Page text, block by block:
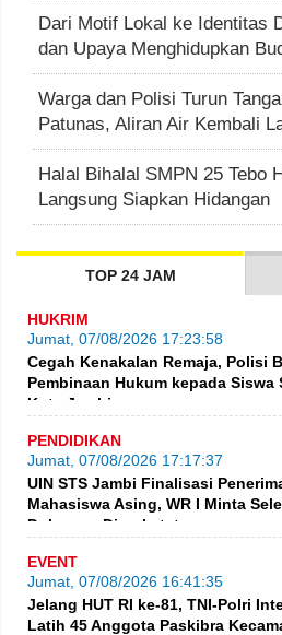
Dari Motif Lokal ke Identitas
dan Upaya Menghidupkan
Warga dan Polisi Turun
Patunas, Aliran Air Kembali
Halal Bihalal SMPN 25 Tebo
Langsung Siapkan Hidangan
TOP 24 JAM
HUKRIM
Jumat, 07/08/2026 17:23:58
Cegah Kenakalan Remaja, Polisi
Pembinaan Hukum kepada Siswa
Kota Jambi
PENDIDIKAN
Jumat, 07/08/2026 17:17:37
UIN STS Jambi Finalisasi
Mahasiswa Asing, WR I Minta
Dokumen Diperketat
EVENT
Jumat, 07/08/2026 16:41:35
Jelang HUT RI ke-81, TNI-Polri
Latih 45 Anggota Paskibra